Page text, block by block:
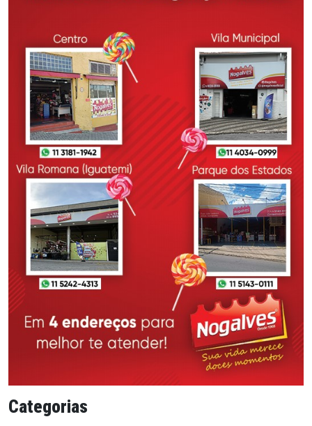
Categorias